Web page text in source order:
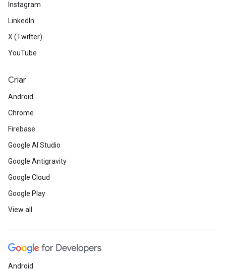
Instagram
LinkedIn
X (Twitter)
YouTube
Criar
Android
Chrome
Firebase
Google AI Studio
Google Antigravity
Google Cloud
Google Play
View all
Android